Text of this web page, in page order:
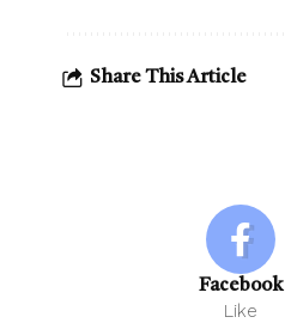
Share This Article
Facebook
Like